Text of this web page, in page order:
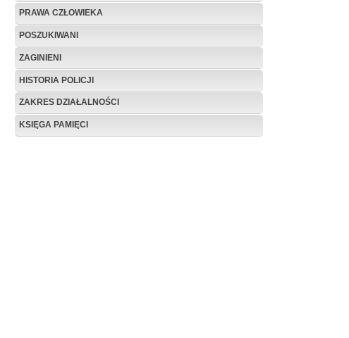
PRAWA CZŁOWIEKA
POSZUKIWANI
ZAGINIENI
HISTORIA POLICJI
ZAKRES DZIAŁALNOŚCI
KSIĘGA PAMIĘCI